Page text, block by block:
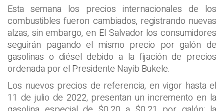
Esta semana los precios internacionales de los
combustibles fueron cambiados, registrando nuevas
alzas, sin embargo, en El Salvador los consumidores
seguirán pagando el mismo precio por galón de
gasolinas o diésel debido a la fijación de precios
ordenada por el Presidente Nayib Bukele.
Los nuevos precios de referencia, en vigor hasta el
11 de julio de 2022, presentan un incremento en la